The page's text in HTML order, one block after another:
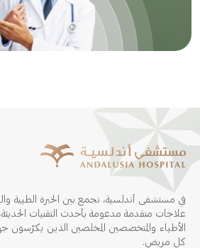
في مستشفى أندلسية، نجمع بين الخبرة الطبية
علاجات متقدمة مدعومة بأحدث التقنيات
الأطباء والمتخصصين المخلصين الذين
كل مريض.